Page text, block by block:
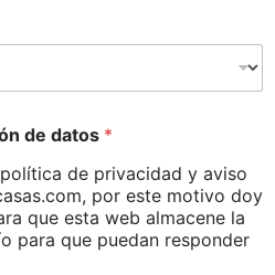
de datos *
de privacidad y aviso
por este motivo doy
que esta web almacene la
para que puedan responder